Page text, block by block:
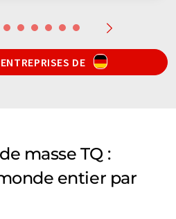
DE
masse TQ :
entier par